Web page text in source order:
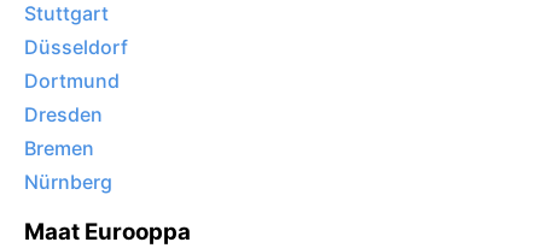
Stuttgart
Düsseldorf
Dortmund
Dresden
Bremen
Nürnberg
Maat Eurooppa